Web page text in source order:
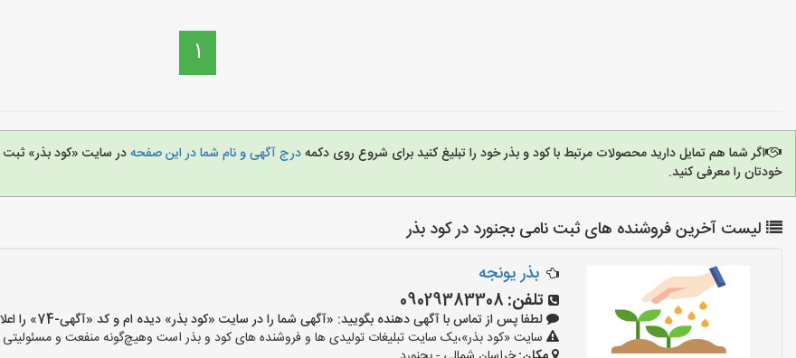
1
اگر شما هم تمایل دارید محصولات مرتبط با کود و بذر خود را تبلیغ کنید برای شروع روی دکمهدرج آگهی و نام شما در این صفحهدر سایت «کود بذر»
خودتان را معرفی کنید.
لیست آخرین فروشنده های ثبت نامی بجنورد در کود بذر
بذر یونجه
تلفن: 09029383308
لطفا پس از تماس با آگهی دهنده بگویید: «آگهی شما را در سایت «کود بذر» دیده ام و کد «آگهی-74» را اعلام کنید»
سایت «کود بذر»،یک سایت تبلیغات تولیدی ها و فروشنده های کود و بذر است وهیچ‌گونه منفعت و مسئولیتی